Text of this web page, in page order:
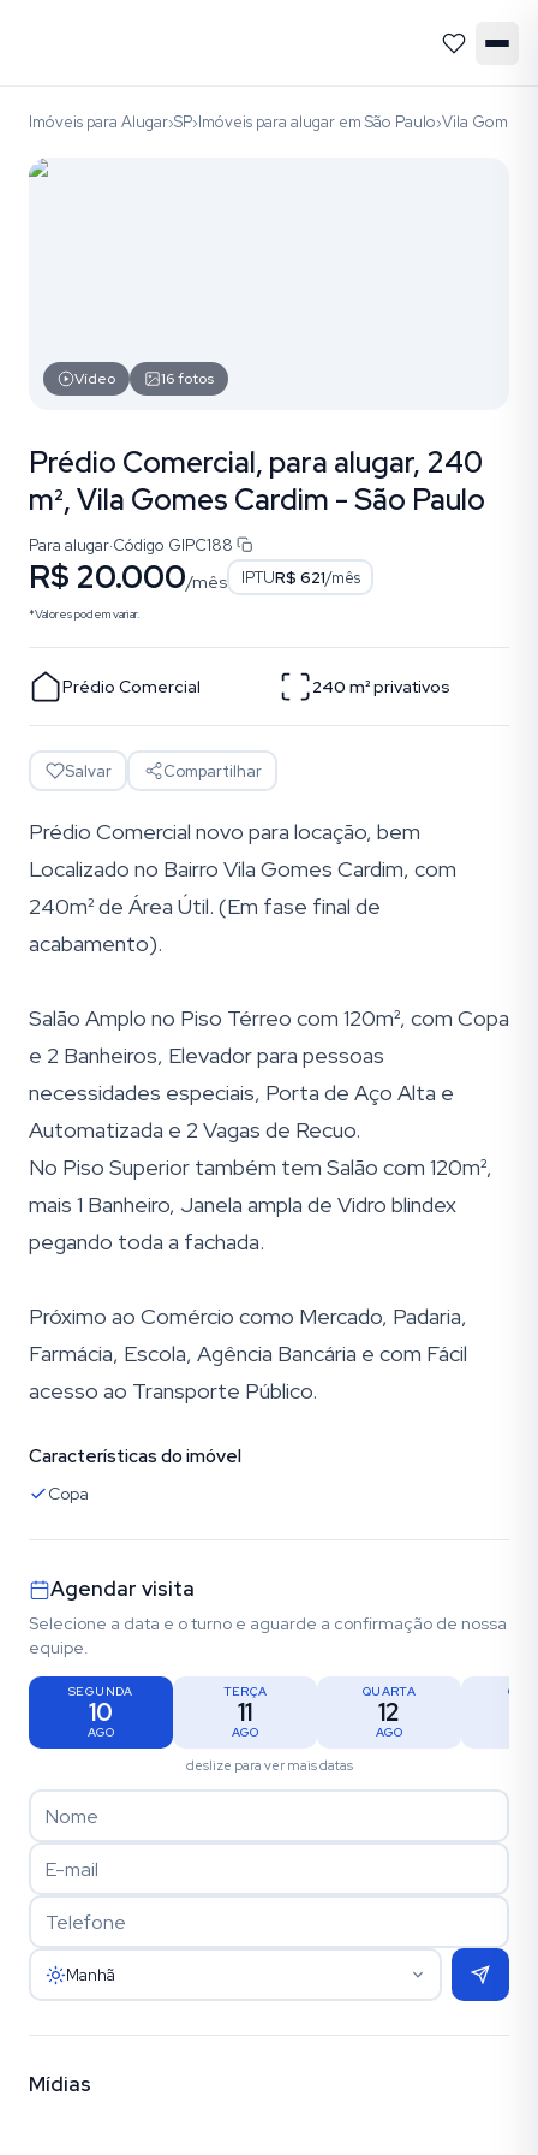
Imóveis para Alugar›SP›Imóveis para alugar em São Paulo›Vila Gomes
Vídeo 16fotos
Prédio Comercial, para alugar, 240
m², Vila Gomes Cardim - São Paulo
Para alugar·Código GIPC188
R$ 20.000/mês IPTUR$ 621/mês
*Valores podem variar.
Prédio Comercial 240 m²privativos
Salvar Compartilhar
Prédio Comercial novo para locação, bem
Localizado no Bairro Vila Gomes Cardim, com
240m² de Área Útil. (Em fase final de
acabamento).
Salão Amplo no Piso Térreo com 120m², com Copa
e 2 Banheiros, Elevador para pessoas
necessidades especiais, Porta de Aço Alta e
Automatizada e 2 Vagas de Recuo.
No Piso Superior também tem Salão com 120m²,
mais 1 Banheiro, Janela ampla de Vidro blindex
pegando toda a fachada.
Próximo ao Comércio como Mercado, Padaria,
Farmácia, Escola, Agência Bancária e com Fácil
acesso ao Transporte Público.
Características do imóvel
Copa
Agendar visita
Selecione a data e o turno e aguarde a confirmação de nossa
equipe.
SEGUNDA
10
AGO
TERÇA
11
AGO
QUARTA
12
AGO
deslize para ver mais datas
Manhã
Mídias